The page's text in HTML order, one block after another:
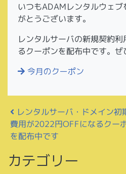
いつもADAMレンタルウェ
がとうございます。
レンタルサーバの新規契約
るクーポンを配布中です。ぜ
今月のクーポン
投稿ナビゲー
レンタルサーバ・ドメイン初
費用が2022円OFFになるクー
を配布中です
カテゴリー